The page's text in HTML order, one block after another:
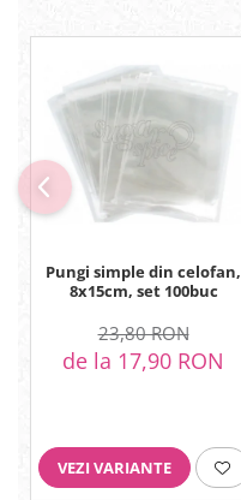
Pungi simple din celofan,
8x15cm, set 100buc
23,80 RON
de la 17,90 RON
VEZI VARIANTE